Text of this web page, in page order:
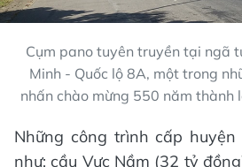
Cụm pano tuyên truyền tại ngã
Minh - Quốc lộ 8A, một trong
nhấn chào mừng 550 năm thành
Những công trình cấp
như: cầu Vực Nầm (32 tỷ